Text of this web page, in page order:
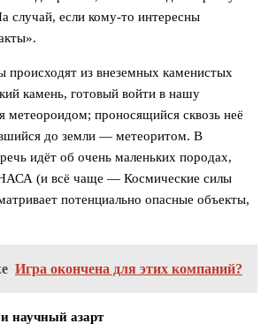
случай, если кому-то интересны
происходят из внеземных каменистых
камень, готовый войти в нашу
метеороидом; проносящийся сквозь неё
до земли — метеоритом. В
идёт об очень маленьких породах,
(и всё чаще — Космические силы
потенциально опасные объекты,
Игра окончена для этих компаний?
научный азарт